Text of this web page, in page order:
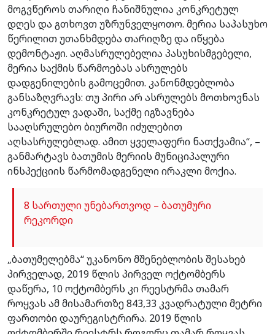
მოგვწეროს თარიღი ჩანიშნულია კონკრეტულ
დღეს და გთხოვთ უზრუნველყოთო. მერია საპასუხო
წერილით უთანხმდება თარიღზე და იწყება
დემონტაჟი. აღმასრულებელია პასუხისმგებელი,
მერია საქმის წარმოებას ასრულებს
დადგენილების გამოცემით. კანონმდებლობა
განსაზღვრავს: თუ პირი არ ასრულებს მოთხოვნას
კონკრეტულ ვადაში, საქმე იგზავნება
სააღსრულებო ბიუროში იძულებით
აღსასრულებლად. ამით ყველაფერი ნათქვამია“, –
განმარტავს ბათუმის მერიის მუნიციპალური
ინსპექციის წარმომადგენელი ირაკლი მოქია.
8 სართული უნებართვოდ – ბათუმური
რეკორდი
„ბათუმელებმა“ უკანონო მშენებლობის შესახებ
პირველად, 2019 წლის პირველ ოქტომბერს
დაწერა, 10 ოქტომბერს კი რეესტრმა თამარ
როყვას ამ მისამართზე 843,33 კვადრატული მეტრი
ფართობი დაურეგისტრირა. 2019 წლის